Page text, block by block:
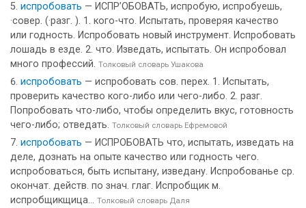
испробовать — ИСПР’ОБОВАТЬ, испробую, испробуешь,
·совер. (·разг. ). 1. кого-что. Испытать, проверяя качество
или годность. Испробовать новый инструмент. Испробовать
лошадь в езде. 2. что. Изведать, испытать. Он испробовал
много профессий. Толковый словарь Ушакова
испробовать — испробовать сов. перех. 1. Испытать,
проверить качество кого-либо или чего-либо. 2. разг.
Попробовать что-либо, чтобы определить вкус, готовность
чего-либо; отведать. Толковый словарь Ефремовой
испробовать — ИСПРОБОВАТЬ что, испытать, изведать на
деле, дознать на опыте качество или годность чего.
испробоваться, быть испытану, изведану. Испробованье ср.
окончат. действ. по знач. глаг. Испробщик м.
испробщикщица... Толковый словарь Даля